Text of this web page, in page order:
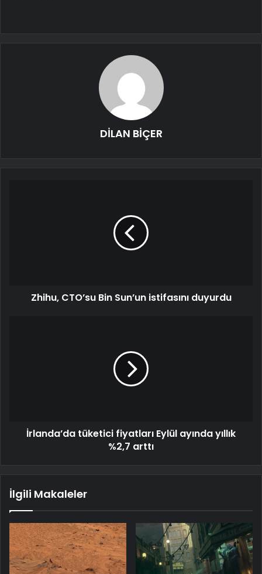
DİLAN BİÇER
Zhihu, CTO’su Bin Sun’un istifasını duyurdu
İrlanda’da tüketici fiyatları Eylül ayında yıllık
%2,7 arttı
İlgili Makaleler